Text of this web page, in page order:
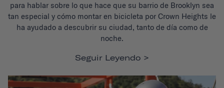
para hablar sobre lo que hace que su barrio de Brooklyn sea
tan especial y cómo montar en bicicleta por Crown Heights le
ha ayudado a descubrir su ciudad, tanto de día como de
noche.
Seguir Leyendo